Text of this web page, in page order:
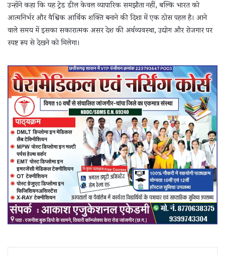
उन्होंने कहा कि यह ट्रेड डील केवल व्यापारिक समझौता नहीं, बल्कि भारत को
आत्मनिर्भर और वैश्विक आर्थिक शक्ति बनाने की दिशा में एक ठोस पहल है। आने
वाले समय में इसका सकारात्मक असर देश की अर्थव्यवस्था, उद्योग और रोजगार पर
स्पष्ट रूप से देखने को मिलेगा।